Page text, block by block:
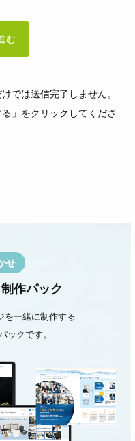
では送信完了しません。
」をクリックしてくださ
せ
作パック
を一緒に制作する
ックです。